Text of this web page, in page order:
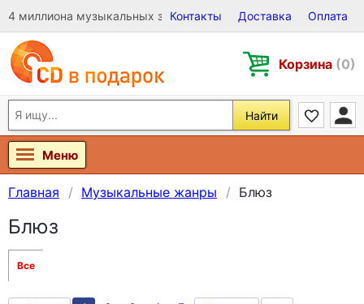
4 миллиона музыкальных записей на Виниле, CD и DVD
Контакты Доставка Оплата
Корзина (0)
Найти
Меню
Главная Музыкальные жанры Блюз
Блюз
Все